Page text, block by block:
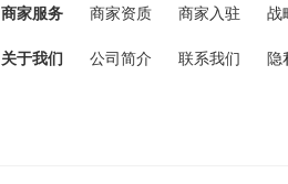
商家服务 商家资质 商家入驻 战
关于我们 公司简介 联系我们 隐